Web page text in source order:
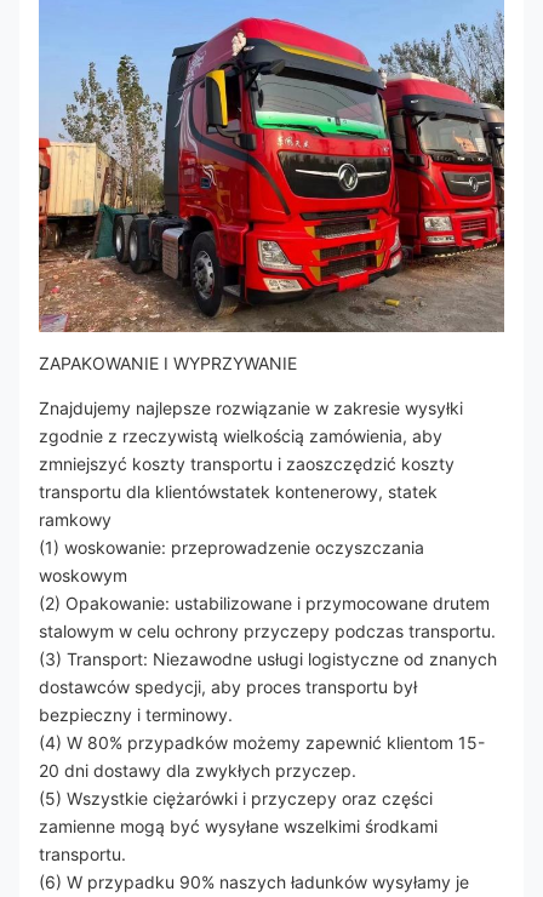
ZAPAKOWANIE I WYPRZYWANIE
Znajdujemy najlepsze rozwiązanie w zakresie wysyłki
zgodnie z rzeczywistą wielkością zamówienia, aby
zmniejszyć koszty transportu i zaoszczędzić koszty
transportu dla klientówstatek kontenerowy, statek
ramkowy
(1) woskowanie: przeprowadzenie oczyszczania
woskowym
(2) Opakowanie: ustabilizowane i przymocowane drutem
stalowym w celu ochrony przyczepy podczas transportu.
(3) Transport: Niezawodne usługi logistyczne od znanych
dostawców spedycji, aby proces transportu był
bezpieczny i terminowy.
(4) W 80% przypadków możemy zapewnić klientom 15-
20 dni dostawy dla zwykłych przyczep.
(5) Wszystkie ciężarówki i przyczepy oraz części
zamienne mogą być wysyłane wszelkimi środkami
transportu.
(6) W przypadku 90% naszych ładunków wysyłamy je